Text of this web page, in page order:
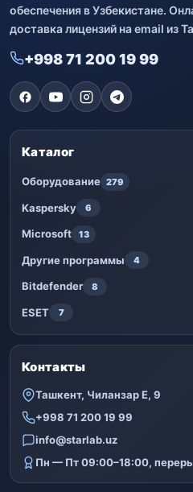
обеспечения в Узбекистане.
доставка лицензий на email из
+998 71 200 19 99
Каталог
Оборудование 279
Kaspersky 6
Microsoft 13
Другие программы 4
Bitdefender 8
ESET 7
Контакты
Ташкент, Чиланзар Е, 9
+998 71 200 19 99
info@starlab.uz
Пн — Пт 09:00–18:00,